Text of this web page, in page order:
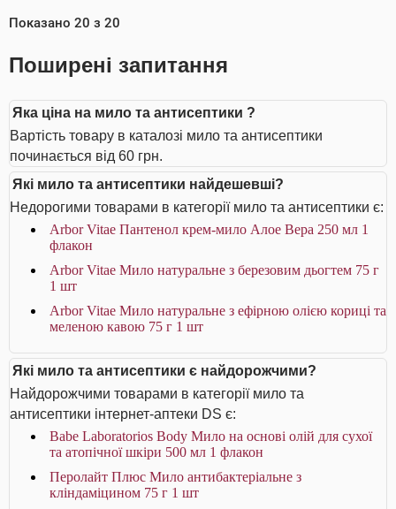
Показано 20 з 20
Поширені запитання
Яка ціна на мило та антисептики ?
Вартість товару в каталозі мило та антисептики
починається від 60 грн.
Які мило та антисептики найдешевші?
Недорогими товарами в категорії мило та антисептики є:
Arbor Vitae Пантенол крем-мило Алое Вера 250 мл 1
флакон
Arbor Vitae Мило натуральне з березовим дьогтем 75 г
1 шт
Arbor Vitae Мило натуральне з ефірною олією кориці та
меленою кавою 75 г 1 шт
Які мило та антисептики є найдорожчими?
Найдорожчими товарами в категорії мило та
антисептики інтернет-аптеки DS є:
Babe Laboratorios Body Мило на основі олій для сухої
та атопічної шкіри 500 мл 1 флакон
Перолайт Плюс Мило антибактеріальне з
кліндаміцином 75 г 1 шт